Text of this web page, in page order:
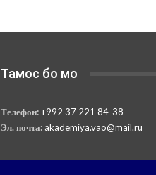
Тамос бо мо
Телефон:+992 37 221 84-38
Эл. почта: akademiya.vao@mail.ru